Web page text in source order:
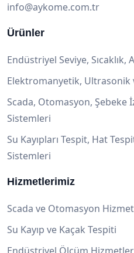
info@aykome.com.tr
Ürünler
Endüstriyel Seviye,
Elektromanyetik, Ultrasonik
Scada, Otomasyon, Şebeke
Sistemleri
Su Kayıpları Tespit, Hat
Sistemleri
Hizmetlerimiz
Scada ve Otomasyon
Su Kayıp ve Kaçak Tespiti